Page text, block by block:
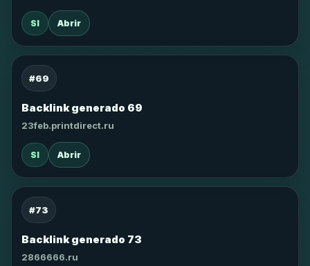
SI Abrir
#69
Backlink generado 69
23feb.printdirect.ru
SI Abrir
#73
Backlink generado 73
2866666.ru